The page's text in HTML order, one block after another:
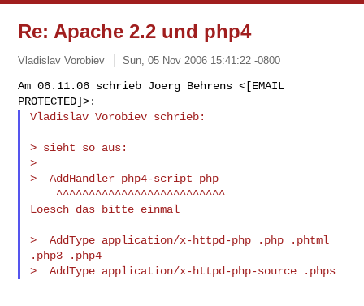
Re: Apache 2.2 und php4
Vladislav Vorobiev Sun, 05 Nov 2006 15:41:22 -0800
Am 06.11.06 schrieb Joerg Behrens <[EMAIL
Vladislav Vorobiev schrieb:
> sieht so aus:
>
>  AddHandler php4-script php
Loesch das bitte einmal
>  AddType application/x-httpd-php .php .phtml
.php3 .php4